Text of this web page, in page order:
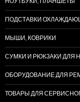
ПОДСТАВКИ
МЫШИ, КОВРИКИ
СУМКИ И РЮКЗАКИ ДЛЯ
ОБОРУДОВАНИЕ ДЛЯ
ТОВАРЫ ДЛЯ